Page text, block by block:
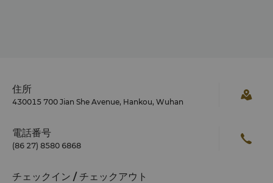
住所
430015 700 Jian She Avenue, Hankou, Wuhan
電話番号
(86 27) 8580 6868
チェックイン / チェックアウト